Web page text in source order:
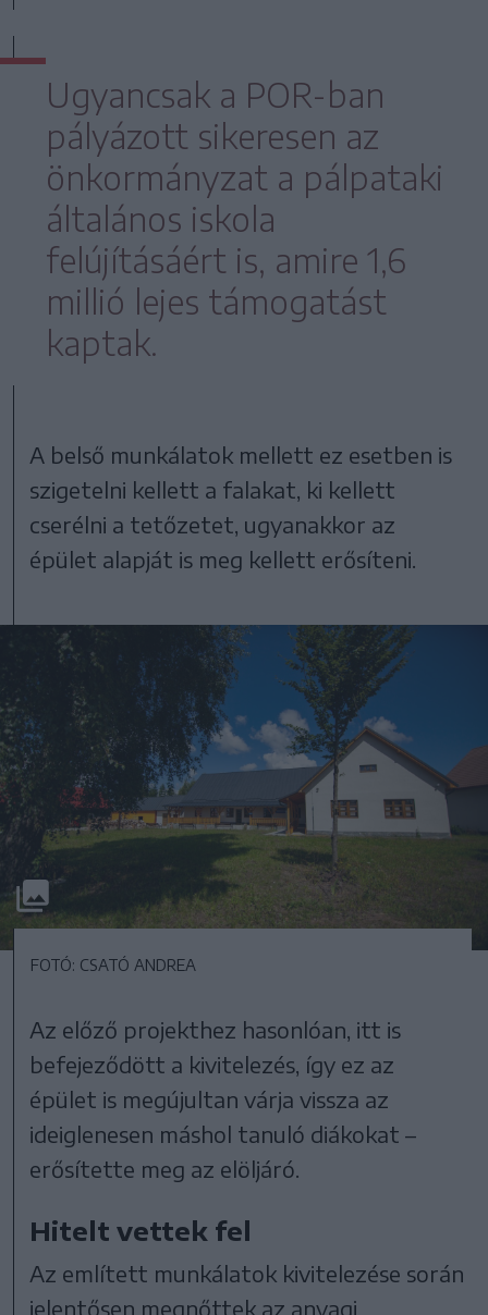
Ugyancsak a POR-ban
pályázott sikeresen az
önkormányzat a pálpataki
általános iskola
felújításáért is, amire 1,6
millió lejes támogatást
kaptak.
A belső munkálatok mellett ez esetben is
szigetelni kellett a falakat, ki kellett
cserélni a tetőzetet, ugyanakkor az
épület alapját is meg kellett erősíteni.
FOTÓ: CSATÓ ANDREA
Az előző projekthez hasonlóan, itt is
befejeződött a kivitelezés, így ez az
épület is megújultan várja vissza az
ideiglenesen máshol tanuló diákokat –
erősítette meg az elöljáró.
Hitelt vettek fel
Az említett munkálatok kivitelezése során
jelentősen megnőttek az anyagi